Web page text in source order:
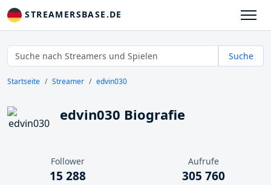
STREAMERSBASE.DE
Suche
Startseite Streamer edvin030
edvin030 Biografie
Follower
15 288
Aufrufe
305 760